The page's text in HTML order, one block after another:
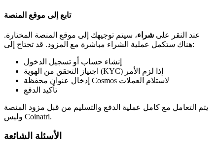
تابع إلى موقع المنصة
عند النقر على شراء، سيتم توجيهك إلى موقع المنصة المختارة.
هناك ستكمل عملية الشراء مباشرة مع المزود. قد تحتاج إلى:
إنشاء حساب أو تسجيل الدخول
اجتياز التحقق من الهوية (KYC) إذا لزم الأمر
إدخال عنوان محفظة Cosmos لاستلام العملات
تأكيد الدفع
يتم التعامل مع كامل عملية الدفع والتسليم من قبل مزود المنصة
وليس Coinatri.
الأسئلة الشائعة